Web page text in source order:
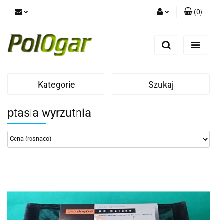
(0)
Kategorie Szukaj
ptasia wyrzutnia